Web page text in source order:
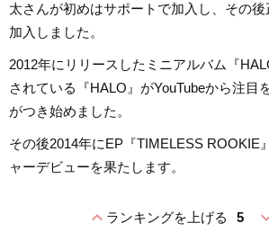
太さんが初めはサポートで加入し、その
加入しました。
2012年にリリースしたミニアルバム『
されている『HALO』がYouTubeから注目
がつき始めました。
その後2014年にEP『TIMELESS ROOKIE
ャーデビューを果たします。
expand_lessランキングを上げる 5